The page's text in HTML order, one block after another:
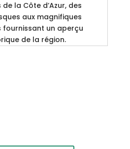
la Côte d’Azur, des
aux magnifiques
fournissant un aperçu
de la région.